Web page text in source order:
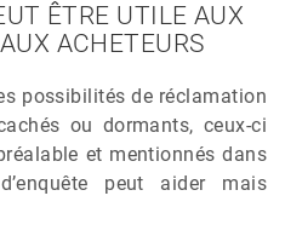
ÊTRE UTILE AUX
ACHETEURS
possibilités de réclamation
ou dormants, ceux-ci
et mentionnés dans
peut aider mais